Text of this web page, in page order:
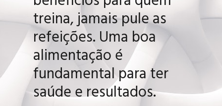
treina, jamais pule as
refeições. Uma boa
alimentação é
fundamental para ter
saúde e resultados.